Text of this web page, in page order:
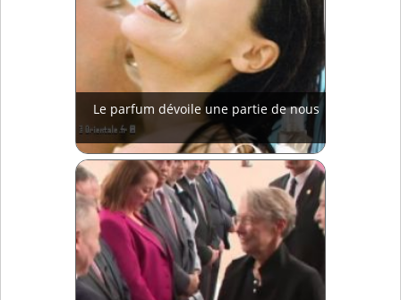
Le parfum dévoile une partie de nous